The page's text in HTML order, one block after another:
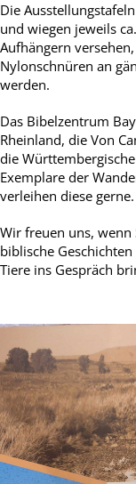
Die
und wiegen jeweils
Aufhängern
Nylonschnüren an
werden.
Das Bibelzentrum
Rheinland, die Von
die
Exemplare der
verleihen diese gerne.
Wir freuen uns, wenn
biblische
Tiere ins Gespräch